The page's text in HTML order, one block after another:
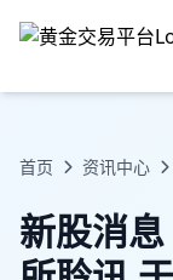
首页 资讯中心
新股消